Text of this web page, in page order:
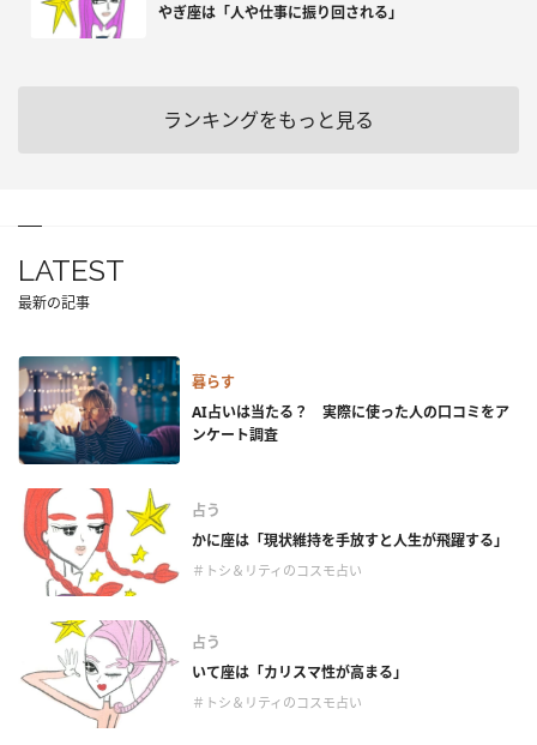
やぎ座は「人や仕事に振り回される」
ランキングをもっと見る
LATEST
最新の記事
暮らす
AI占いは当たる？ 実際に使った人の口コミをア
ンケート調査
占う
かに座は「現状維持を手放すと人生が飛躍する」
＃トシ＆リティのコスモ占い
占う
いて座は「カリスマ性が高まる」
＃トシ＆リティのコスモ占い